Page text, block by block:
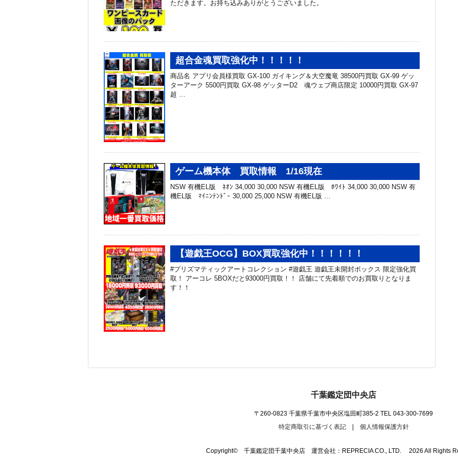
ただきます。お持ち込みありがとうございました。
超合金魂買取強化中！！！！！
商品名 アプリ会員様買取 GX-100 ガイキング＆大空魔竜 38500円買取 GX-99 ゲッ
ターアーク 5500円買取 GX-98 ゲッターD2 魂ウェブ商店限定 10000円買取 GX-97
超 …
ゲーム機本体 買取情報 1/16現在
NSW 有機EL版 ﾈｵﾝ 34,000 30,000 NSW 有機EL版 ﾎﾜｲﾄ 34,000 30,000 NSW 有
機EL版 ﾏｲﾆﾝﾃﾝﾄﾞｰ 30,000 25,000 NSW 有機EL版 …
【遊戯王OCG】BOX買取強化中！！！！！！
#プリズマティックアートコレクション #遊戯王 遊戯王未開封ボックス 限定強化買
取！ アーコレ 5BOXだと93000円買取！！ 店舗にて先着順でのお買取りとなりま
す！！
千葉鑑定団中央店
〒260-0823 千葉県千葉市中央区塩田町385-2 TEL 043-300-7699
特定商取引に基づく表記| 個人情報保護方針
Copyright© 千葉鑑定団千葉中央店 運営会社：REPRECIA CO., LTD. 2026 All Rights